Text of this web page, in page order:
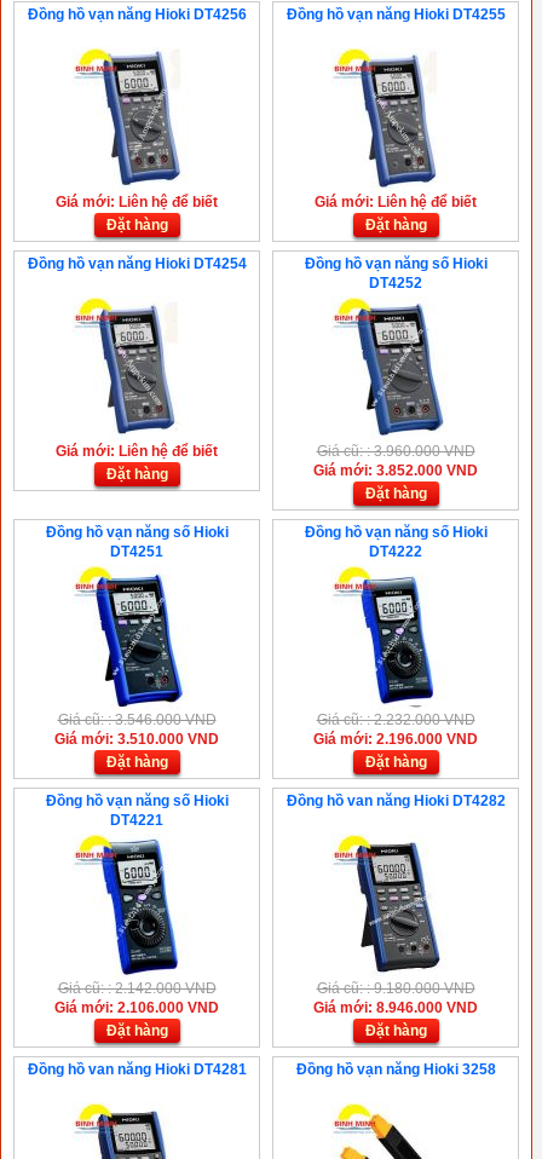
Đồng hồ vạn năng Hioki DT4256
Giá mới: Liên hệ để biết
Đặt hàng
Đồng hồ vạn năng Hioki DT4255
Giá mới: Liên hệ để biết
Đặt hàng
Đồng hồ vạn năng Hioki DT4254
Giá mới: Liên hệ để biết
Đặt hàng
Đồng hồ vạn năng số Hioki
DT4252
Giá cũ: : 3.960.000 VND
Giá mới: 3.852.000 VND
Đặt hàng
Đồng hồ vạn năng số Hioki
DT4251
Giá cũ: : 3.546.000 VND
Giá mới: 3.510.000 VND
Đặt hàng
Đồng hồ vạn năng số Hioki
DT4222
Giá cũ: : 2.232.000 VND
Giá mới: 2.196.000 VND
Đặt hàng
Đồng hồ vạn năng số Hioki
DT4221
Giá cũ: : 2.142.000 VND
Giá mới: 2.106.000 VND
Đặt hàng
Đồng hồ van năng Hioki DT4282
Giá cũ: : 9.180.000 VND
Giá mới: 8.946.000 VND
Đặt hàng
Đồng hồ van năng Hioki DT4281 Đồng hồ vạn năng Hioki 3258